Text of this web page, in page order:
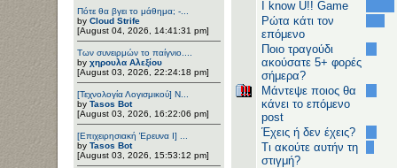
Πότε θα βγει το μάθημα; -...
by Cloud Strife
[August 04, 2026, 14:41:31 pm]
Των συνειρμών το παίγνιο....
by χηρουλα Αλεξίου
[August 03, 2026, 22:24:18 pm]
[Τεχνολογία Λογισμικού] Ν...
by Tasos Bot
[August 03, 2026, 16:22:06 pm]
[Επιχειρησιακή Έρευνα Ι] ...
by Tasos Bot
[August 03, 2026, 15:53:12 pm]
I know U!! Game
Ρώτα κάτι τον
επόμενο
Ποιο τραγούδι
ακούσατε 5+ φορές
σήμερα?
Μάντεψε ποιος θα
κάνει το επόμενο
post
Έχεις ή δεν έχεις?
Τι ακούτε αυτήν τη
στιγμή?